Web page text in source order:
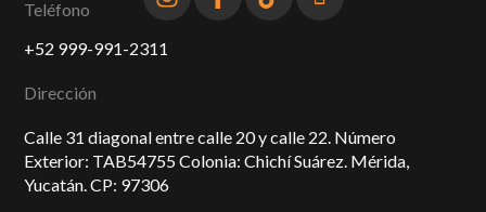
Teléfono
+52 999-991-2311
Dirección
Calle 31 diagonal entre calle 20 y calle 22. Número
Exterior: TAB54755 Colonia: Chichí Suárez. Mérida,
Yucatán. CP: 97306